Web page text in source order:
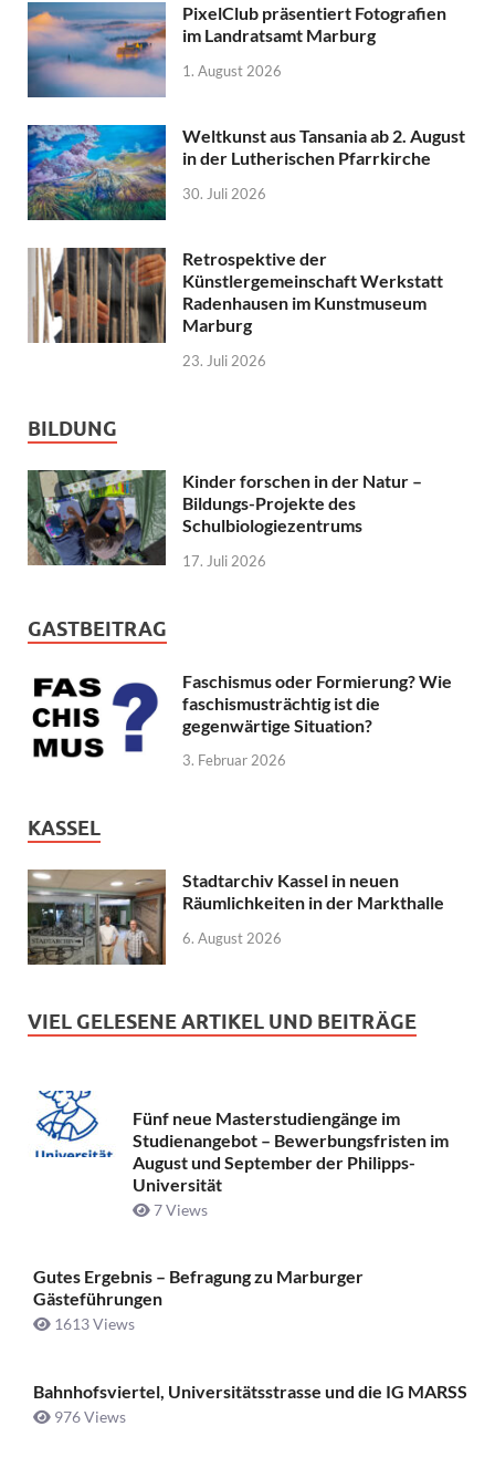
PixelClub präsentiert Fotografien
im Landratsamt Marburg
1. August 2026
Weltkunst aus Tansania ab 2. August
in der Lutherischen Pfarrkirche
30. Juli 2026
Retrospektive der
Künstlergemeinschaft Werkstatt
Radenhausen im Kunstmuseum
Marburg
23. Juli 2026
BILDUNG
Kinder forschen in der Natur –
Bildungs-Projekte des
Schulbiologiezentrums
17. Juli 2026
GASTBEITRAG
Faschismus oder Formierung? Wie
faschismusträchtig ist die
gegenwärtige Situation?
3. Februar 2026
KASSEL
Stadtarchiv Kassel in neuen
Räumlichkeiten in der Markthalle
6. August 2026
VIEL GELESENE ARTIKEL UND BEITRÄGE
Fünf neue Masterstudiengänge im
Studienangebot – Bewerbungsfristen im
August und September der Philipps-
Universität
7 Views
Gutes Ergebnis – Befragung zu Marburger
Gästeführungen
1613 Views
Bahnhofsviertel, Universitätsstrasse und die IG MARSS
976 Views